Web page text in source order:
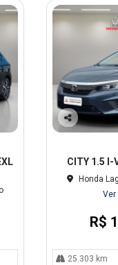
Co
arti
lhe
CITY 1.5 I-
Honda
Ver
R$
25.303 km